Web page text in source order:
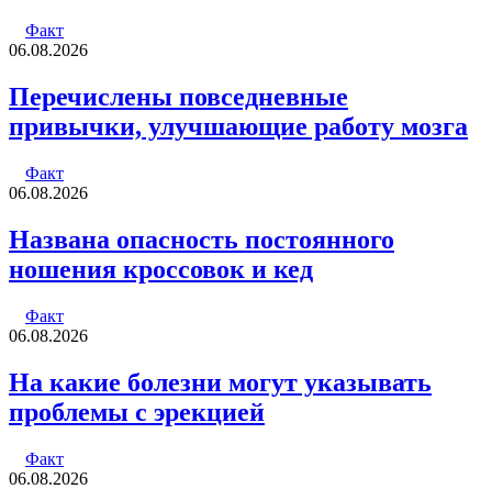
Факт
06.08.2026
Перечислены повседневные
привычки, улучшающие работу мозга
Факт
06.08.2026
Названа опасность постоянного
ношения кроссовок и кед
Факт
06.08.2026
На какие болезни могут указывать
проблемы с эрекцией
Факт
06.08.2026